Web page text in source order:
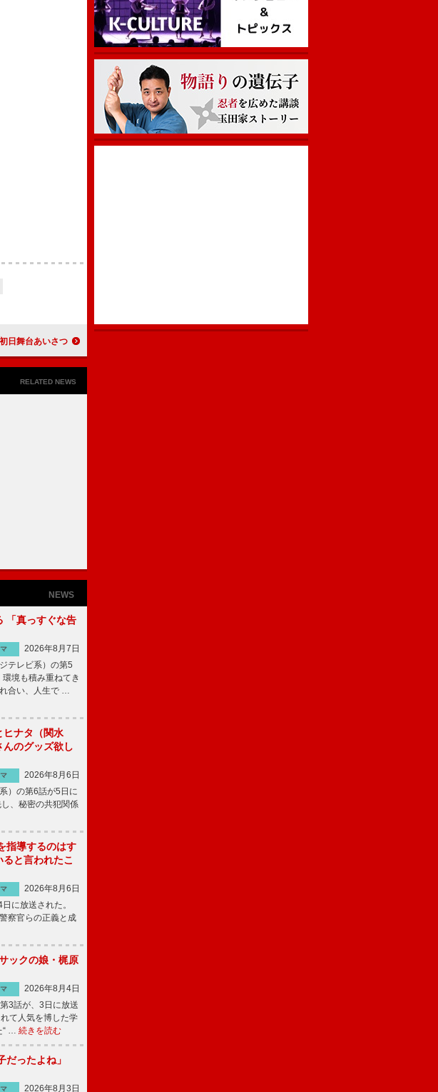
る場所』初日舞台あいさつ
RELATED NEWS
NEWS
「真っすぐな告
2026年8月7日
テレビ系）の第5
境も積み重ねてき
合い、人生で …
ヒナタ（関水
のグッズ欲し
2026年8月6日
）の第6話が5日に
、秘密の共犯関係
指導するのはす
と言われたこ
2026年8月6日
に放送された。
察官らの正義と成
ックの娘・梶原
2026年8月4日
3話が、3日に放送
て人気を博した学
“ … 続きを読む
だったよね」
2026年8月3日